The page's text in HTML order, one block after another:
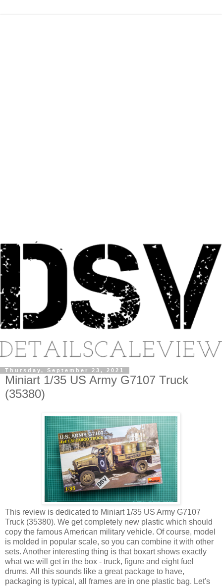
Thursday, September 23, 2021
Miniart 1/35 US Army G7107 Truck
(35380)
This review is dedicated to Miniart 1/35 US Army G7107
Truck (35380). We get completely new plastic which should
copy the famous American military vehicle. Of course, model
is molded in popular scale, so you can combine it with other
sets. Another interesting thing is that boxart shows exactly
what we will get in the box - truck, figure and eight fuel
drums. All this sounds like a great package to have,
packaging is typical, all frames are in one plastic bag. Let's